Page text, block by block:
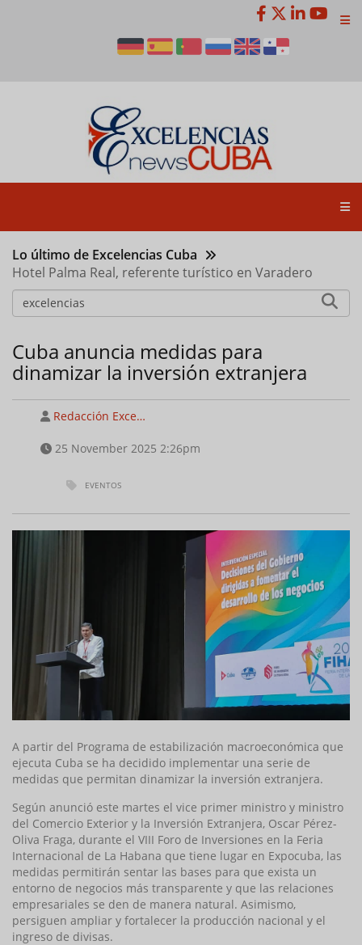
Lo último de Excelencias Cuba
Hotel Palma Real, referente turístico en Varadero
Cuba anuncia medidas para
dinamizar la inversión extranjera
Redacción Exce…
25 November 2025 2:26pm
EVENTOS
A partir del Programa de estabilización macroeconómica que
ejecuta Cuba se ha decidido implementar una serie de
medidas que permitan dinamizar la inversión extranjera.
Según anunció este martes el vice primer ministro y ministro
del Comercio Exterior y la Inversión Extranjera, Oscar Pérez-
Oliva Fraga, durante el VIII Foro de Inversiones en la Feria
Internacional de La Habana que tiene lugar en Expocuba, las
medidas permitirán sentar las bases para que exista un
entorno de negocios más transparente y que las relaciones
empresariales se den de manera natural. Asimismo,
persiguen ampliar y fortalecer la producción nacional y el
ingreso de divisas.